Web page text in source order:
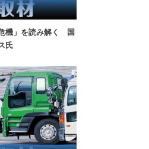
機」を読み解く 国
氏